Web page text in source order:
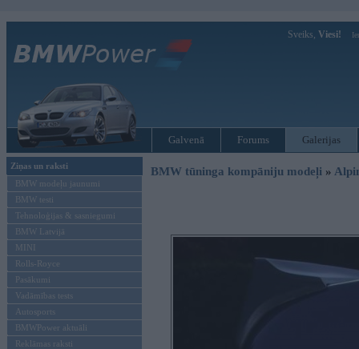
Sveiks, Viesi!
Galvenā Forums Galerijas
Ziņas un raksti
BMW modeļu jaunumi
BMW testi
Tehnoloģijas & sasniegumi
BMW Latvijā
MINI
Rolls-Royce
Pasākumi
Vadāmības tests
Autosports
BMWPower aktuāli
Reklāmas raksti
BMW tūninga kompāniju modeļi »